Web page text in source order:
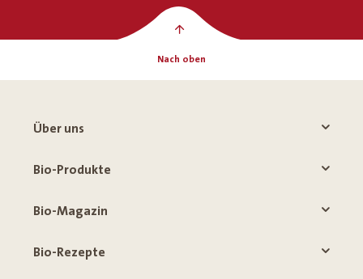
Nach oben
Über uns
Bio-Produkte
Bio-Magazin
Bio-Rezepte